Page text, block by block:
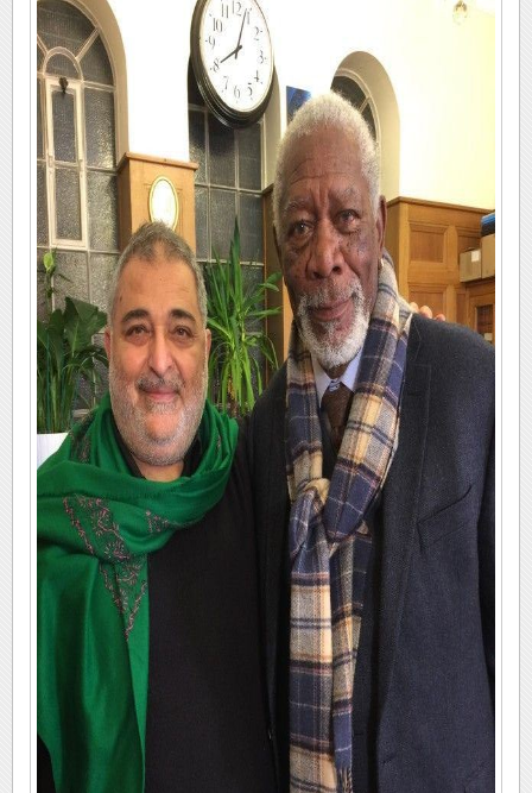
سلامت
فرهنگی
بین الملل
اجتماعی
حیات وحش
سیاست خارجی